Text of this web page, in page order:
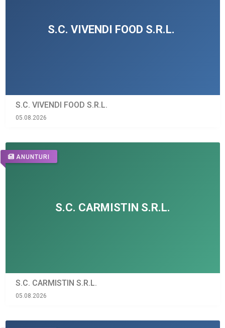
S.C. VIVENDI FOOD S.R.L.
05.08.2026
ANUNTURI
S.C. CARMISTIN S.R.L.
05.08.2026